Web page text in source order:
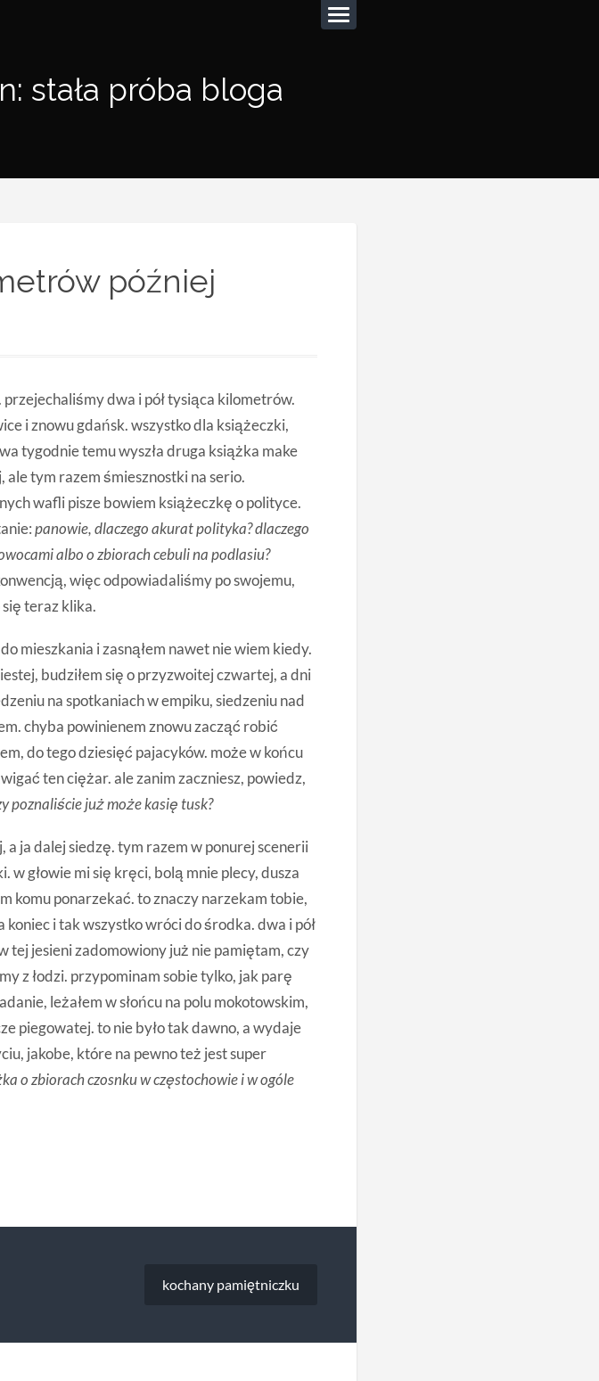
stała próba bloga
później
dwa i pół tysiąca kilometrów.
i znowu gdańsk. wszystko dla książeczki,
tygodnie temu wyszła druga książka make
tym razem śmiesznostki na serio.
wafli pisze bowiem książeczkę o polityce.
panowie, dlaczego akurat polityka? dlaczego
albo o zbiorach cebuli na podlasiu?
więc odpowiadaliśmy po swojemu,
teraz klika.
mieszkania i zasnąłem nawet nie wiem kiedy.
budziłem się o przyzwoitej czwartej, a dni
na spotkaniach w empiku, siedzeniu nad
chyba powinienem znowu zacząć robić
do tego dziesięć pajacyków. może w końcu
ten ciężar. ale zanim zaczniesz, powiedz,
poznaliście już może kasię tusk?
ja dalej siedzę. tym razem w ponurej scenerii
w głowie mi się kręci, bolą mnie plecy, dusza
komu ponarzekać. to znaczy narzekam tobie,
i tak wszystko wróci do środka. dwa i pół
tej jesieni zadomowiony już nie pamiętam, czy
z łodzi. przypominam sobie tylko, jak parę
leżałem w słońcu na polu mokotowskim,
piegowatej. to nie było tak dawno, a wydaje
jakobe, które na pewno też jest super
o zbiorach czosnku w częstochowie i w ogóle
kochany pamiętniczku